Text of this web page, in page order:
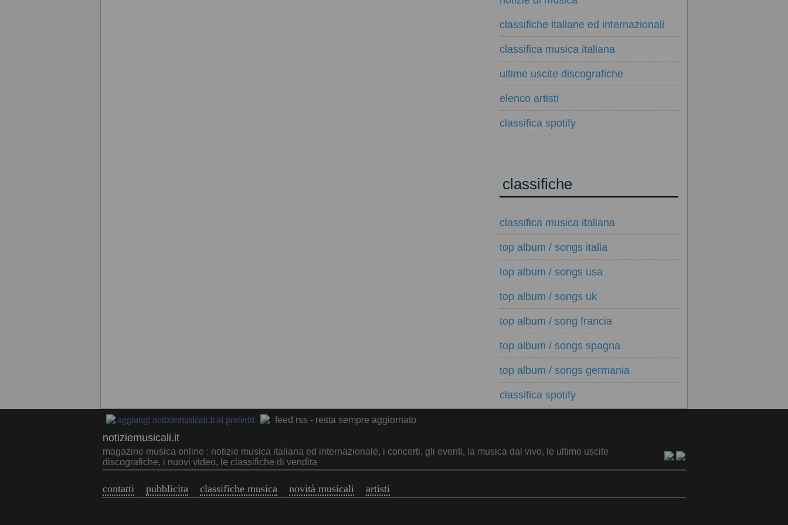
classifiche italiane ed internazionali
classifica musica italiana
ultime uscite discografiche
elenco artisti
classifica spotify
classifiche
classifica musica italiana
top album / songs italia
top album / songs usa
top album / songs uk
top album / song francia
top album / songs spagna
top album / songs germania
classifica spotify
aggiungi notiziemusicali.it ai preferiti feed rss - resta sempre aggiornato
notiziemusicali.it
magazine musica online : notizie musica italiana ed internazionale, i concerti, gli eventi, la musica dal vivo, le ultime uscite
discografiche, i nuovi video, le classifiche di vendita
contatti pubblicita classifiche musica novità musicali artisti